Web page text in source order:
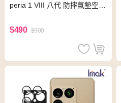
peria 1 VIII 八代 防摔氣墊空壓
$490 $900